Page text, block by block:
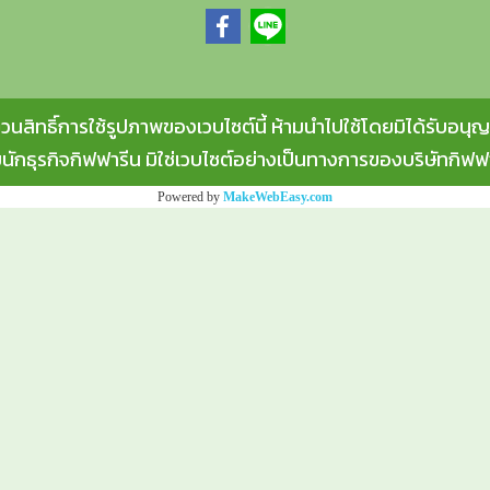
นสิทธิ์การใช้รูปภาพของเวบไซต์นี้ ห้ามนำไปใช้โดยมิได้รับอนุ
กธุรกิจกิฟฟารีน มิใช่เวบไซต์อย่างเป็นทางการของบริษัทกิฟ
Powered by MakeWebEasy.com